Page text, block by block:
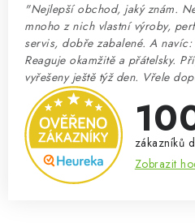
"Nejlepší obchod, jaký znám.
mnoho z nich vlastní výroby,
servis, dobře zabalené. A
Reaguje okamžitě a přátelsky.
vyřešeny ještě týž den. Vřele
zákazníků
Zobrazit